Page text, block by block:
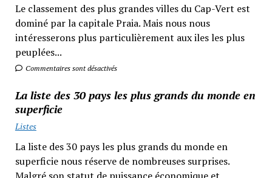
Le classement des plus grandes villes du Cap-Vert est
dominé par la capitale Praia. Mais nous nous
intéresserons plus particulièrement aux iles les plus
peuplées...
Commentaires sont désactivés
La liste des 30 pays les plus grands du monde en
superficie
Listes
La liste des 30 pays les plus grands du monde en
superficie nous réserve de nombreuses surprises.